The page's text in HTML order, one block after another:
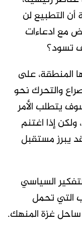
أن التطبيع لن
مع ادعاءات
تسود؟
المنطقة، على
والتحرك نحو
يتطلب الأمر
ولكن إذا اغتنم
يبرز مستقبل
السياسي
التي تحمل
غزة المنهك.